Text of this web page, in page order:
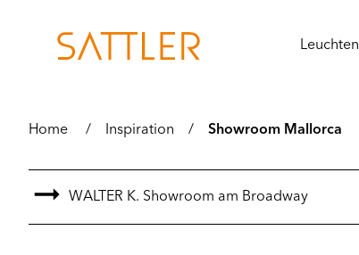
Leuchten
Home / Inspiration / Showroom Mallorca
WALTER K. Showroom am Broadway